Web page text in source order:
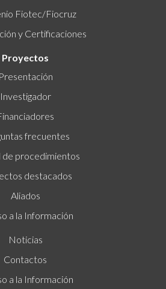
Fiotec/Fiocruz
y Certificaciones
Proyectos
Presentación
Investigador
frecuentes
de procedimientos
destacados
Aliados
a la Información
Noticias
Contactos
a la Información